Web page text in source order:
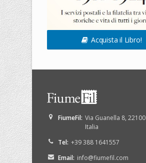
Acquista il Libro!
FiumeFil: Via Guanella 8, 22100
Italia
Tel: +39 388 1641557
Email: info@fiumefil.com